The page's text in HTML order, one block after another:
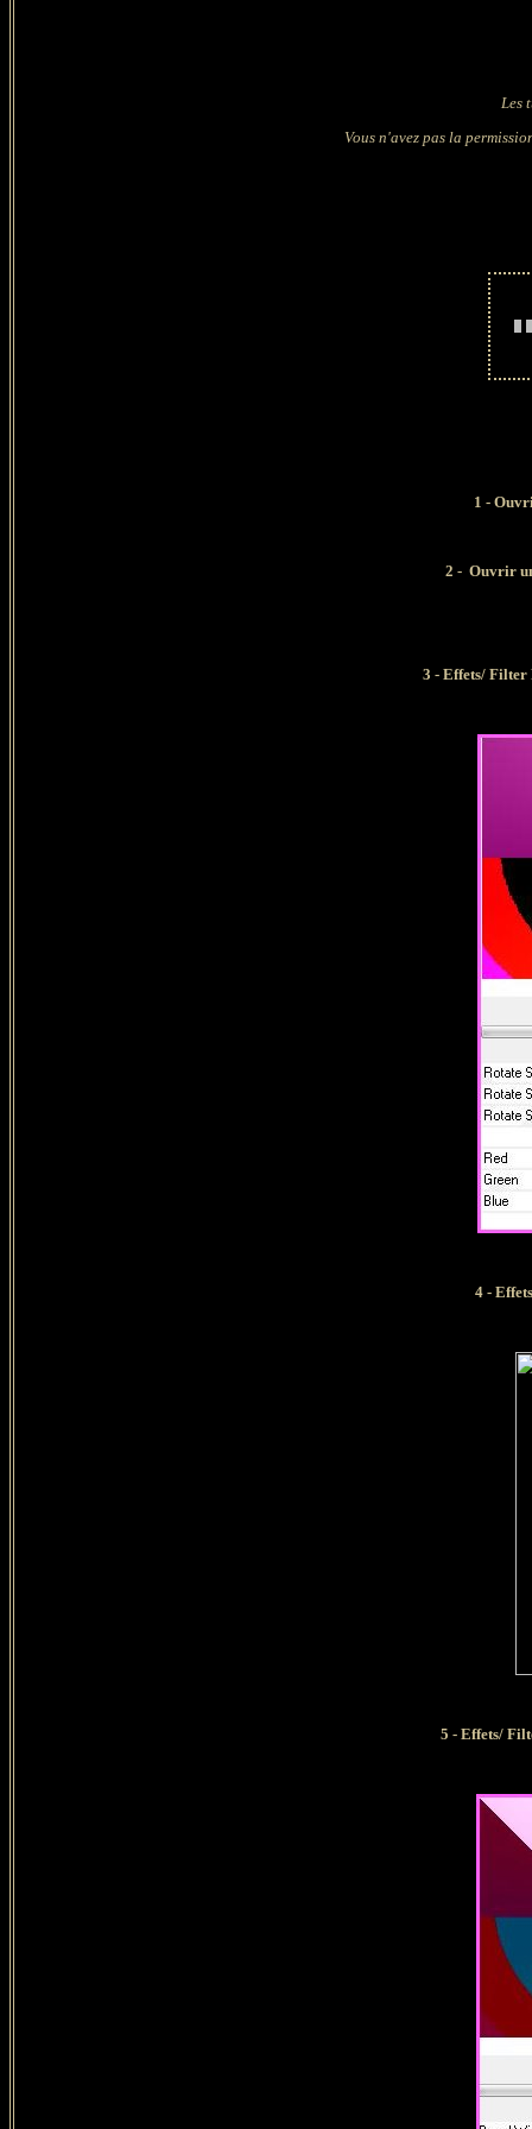
Les
Vous n'avez pas la
1 -
2 - Ouvrir
3 - Effets/
4 -
5 - Effets/